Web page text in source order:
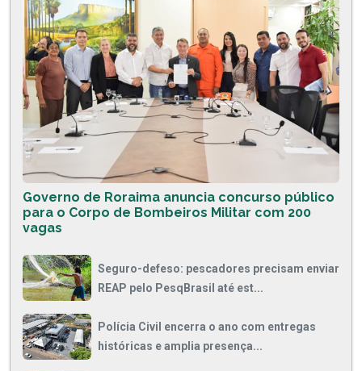
Governo de Roraima anuncia concurso público
para o Corpo de Bombeiros Militar com 200
vagas
Seguro-defeso: pescadores precisam enviar
REAP pelo PesqBrasil até est...
Polícia Civil encerra o ano com entregas
históricas e amplia presença...